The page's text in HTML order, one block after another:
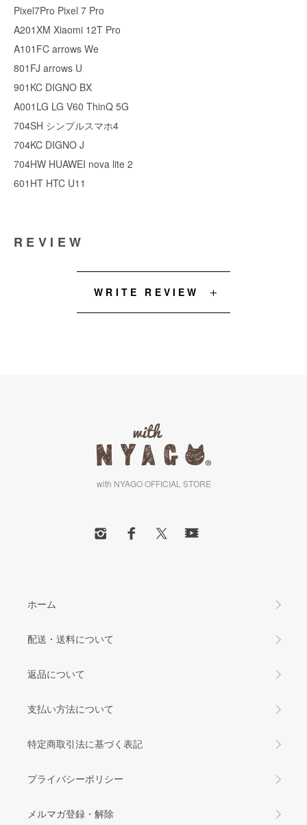
Pixel7Pro Pixel 7 Pro
A201XM Xiaomi 12T Pro
A101FC arrows We
801FJ arrows U
901KC DIGNO BX
A001LG LG V60 ThinQ 5G
704SH シンプルスマホ4
704KC DIGNO J
704HW HUAWEI nova lite 2
601HT HTC U11
REVIEW
WRITE REVIEW
with NYAGO OFFICIAL STORE
ホーム
配送・送料について
返品について
支払い方法について
特定商取引法に基づく表記
プライバシーポリシー
メルマガ登録・解除